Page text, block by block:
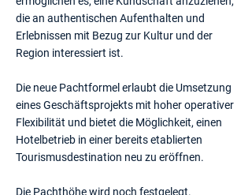
die an authentischen Aufenthalten und
Erlebnissen mit Bezug zur Kultur und der
Region interessiert ist.
Die neue Pachtformel erlaubt die Umsetzung
eines Geschäftsprojekts mit hoher operativer
Flexibilität und bietet die Möglichkeit, einen
Hotelbetrieb in einer bereits etablierten
Tourismusdestination neu zu eröffnen.
Die Pachthöhe wird noch festgelegt.